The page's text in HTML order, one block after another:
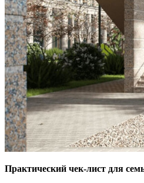
Практический чек-лист для